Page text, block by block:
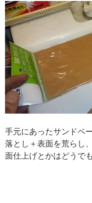
手元にあったサンドペ
落とし＋表面を荒らし
面仕上げとかはどうで